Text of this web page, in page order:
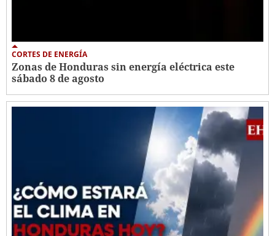
CORTES DE ENERGÍA
Zonas de Honduras sin energía eléctrica este
sábado 8 de agosto